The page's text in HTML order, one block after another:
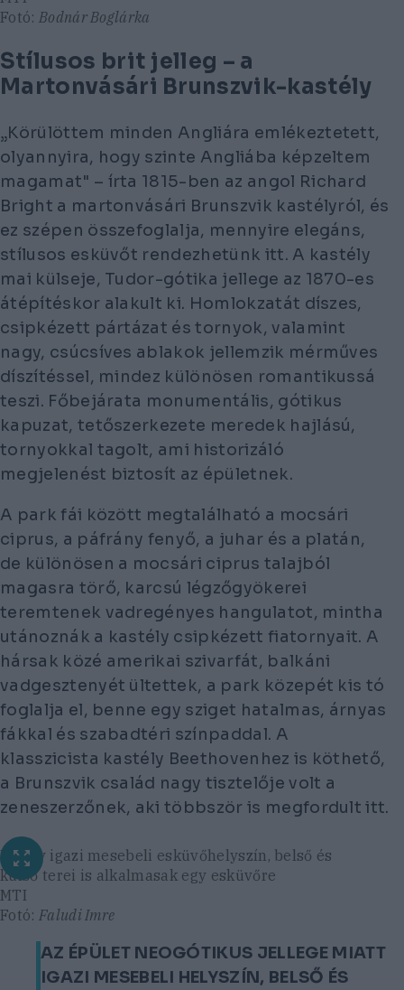
Fotó: Bodnár Boglárka
Stílusos brit jelleg – a
Martonvásári Brunszvik-kastély
„Körülöttem minden Angliára emlékeztetett,
olyannyira, hogy szinte Angliába képzeltem
magamat" – írta 1815-ben az angol Richard
Bright a martonvásári Brunszvik kastélyról, és
ez szépen összefoglalja, mennyire elegáns,
stílusos esküvőt rendezhetünk itt. A kastély
mai külseje, Tudor-gótika jellege az 1870-es
átépítéskor alakult ki. Homlokzatát díszes,
csipkézett pártázat és tornyok, valamint
nagy, csúcsíves ablakok jellemzik mérműves
díszítéssel, mindez különösen romantikussá
teszi. Főbejárata monumentális, gótikus
kapuzat, tetőszerkezete meredek hajlású,
tornyokkal tagolt, ami historizáló
megjelenést biztosít az épületnek.
A park fái között megtalálható a mocsári
ciprus, a páfrány fenyő, a juhar és a platán,
de különösen a mocsári ciprus talajból
magasra törő, karcsú légzőgyökerei
teremtenek vadregényes hangulatot, mintha
utánoznák a kastély csipkézett fiatornyait. A
hársak közé amerikai szivarfát, balkáni
vadgesztenyét ültettek, a park közepét kis tó
foglalja el, benne egy sziget hatalmas, árnyas
fákkal és szabadtéri színpaddal. A
klasszicista kastély Beethovenhez is köthető,
a Brunszvik család nagy tisztelője volt a
zeneszerzőnek, aki többször is megfordult itt.
Ez egy igazi mesebeli esküvőhelyszín, belső és
külső terei is alkalmasak egy esküvőre
MTI
Fotó: Faludi Imre
AZ ÉPÜLET NEOGÓTIKUS JELLEGE MIATT
IGAZI MESEBELI HELYSZÍN, BELSŐ ÉS